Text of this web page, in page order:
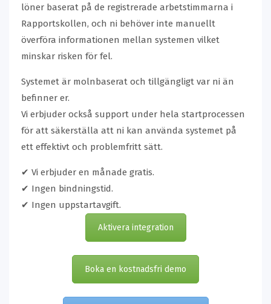
löner baserat på de registrerade arbetstimmarna i
Rapportskollen, och ni behöver inte manuellt
överföra informationen mellan systemen vilket
minskar risken för fel.
Systemet är molnbaserat och tillgängligt var ni än
befinner er.
Vi erbjuder också support under hela startprocessen
för att säkerställa att ni kan använda systemet på
ett effektivt och problemfritt sätt.
✔ Vi erbjuder en månade gratis.
✔ Ingen bindningstid.
✔ Ingen uppstartavgift.
Aktivera integration
Boka en kostnadsfri demo